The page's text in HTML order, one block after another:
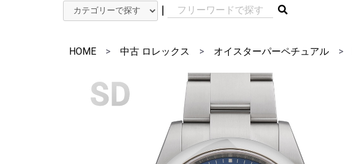
｜
HOME > 中古 ロレックス > オイスターパーペチュアル >